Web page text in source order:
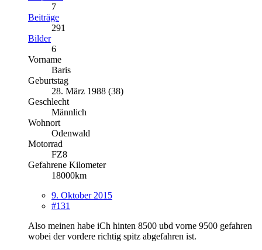
7
Beiträge
291
Bilder
6
Vorname
Baris
Geburtstag
28. März 1988 (38)
Geschlecht
Männlich
Wohnort
Odenwald
Motorrad
FZ8
Gefahrene Kilometer
18000km
9. Oktober 2015
#131
Also meinen habe iCh hinten 8500 ubd vorne 9500 gefahren
wobei der vordere richtig spitz abgefahren ist.